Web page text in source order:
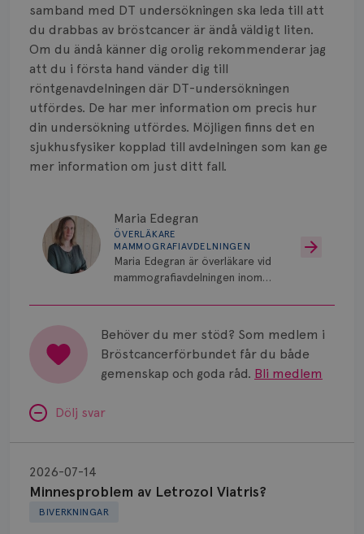
samband med DT undersökningen ska leda till att
du drabbas av bröstcancer är ändå väldigt liten.
Om du ändå känner dig orolig rekommenderar jag
att du i första hand vänder dig till
röntgenavdelningen där DT-undersökningen
utfördes. De har mer information om precis hur
din undersökning utfördes. Möjligen finns det en
sjukhusfysiker kopplad till avdelningen som kan ge
mer information om just ditt fall.
Maria Edegran
ÖVERLÄKARE
MAMMOGRAFIAVDELNINGEN
Maria Edegran är överläkare vid
mammografiavdelningen inom
Behöver du mer stöd? Som medlem i
Bröstcancerförbundet får du både
gemenskap och goda råd. Bli medlem
Dölj svar
BIVERKNINGAR
Minnesproblem av Letrozol Viatris?
2026-07-14
Letrozol
Viatris?